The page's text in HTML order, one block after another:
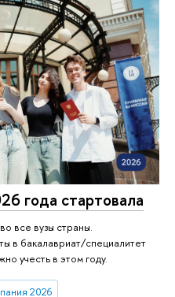
года стартовала
все вузы страны.
в бакалавриат/специалитет
учесть в этом году.
2026